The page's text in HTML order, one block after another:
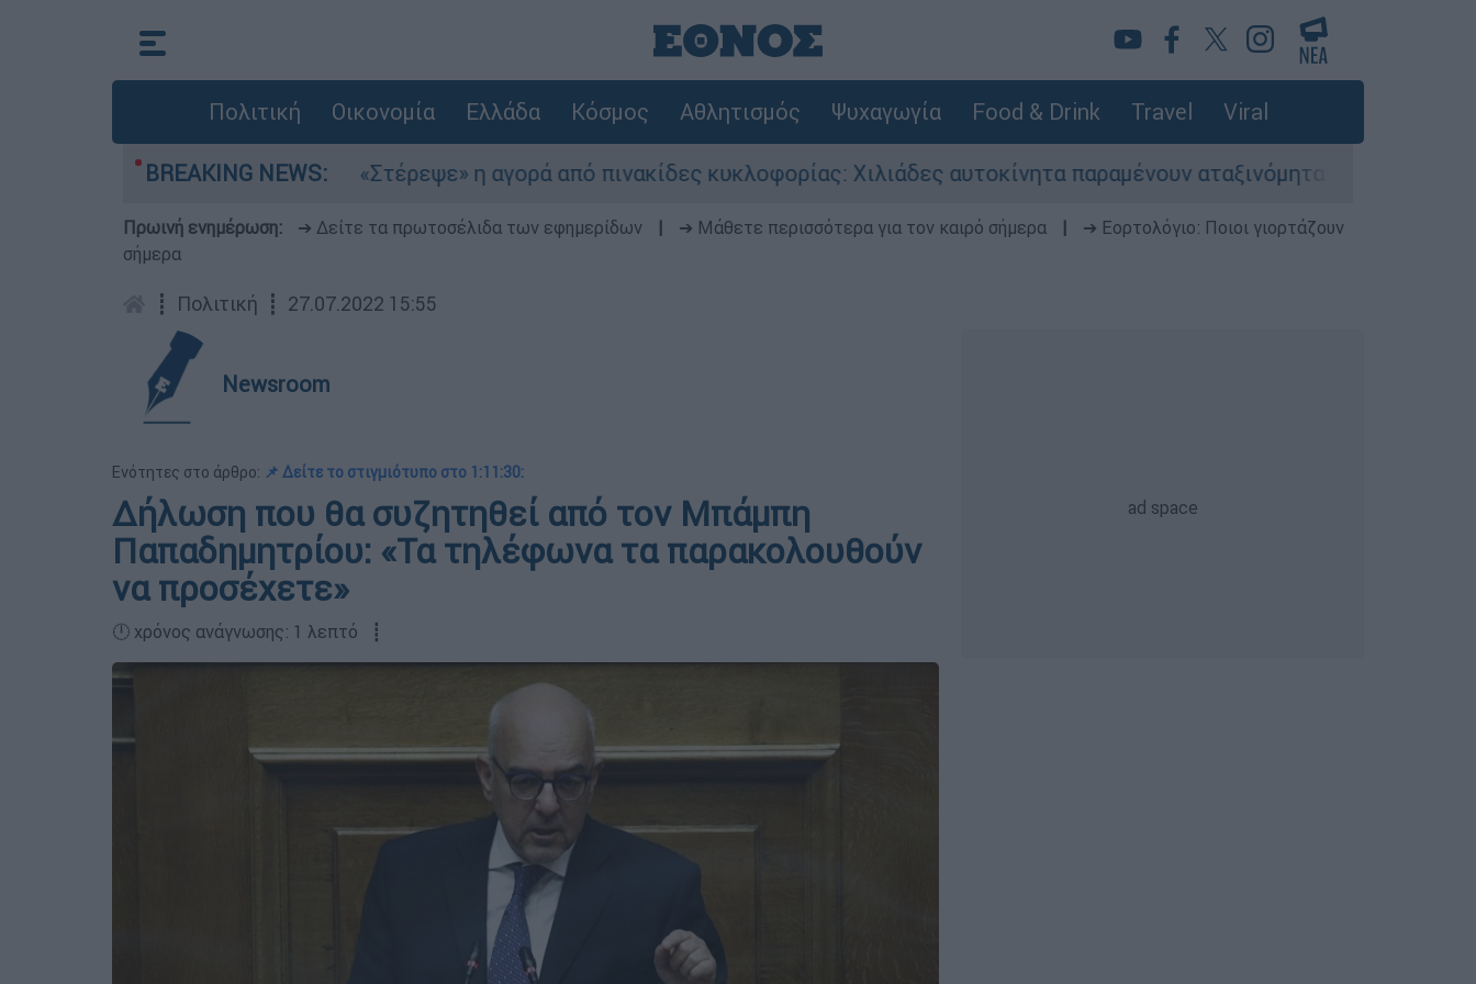
Πολιτική Οικονομία Ελλάδα Κόσμος Αθλητισμός Ψυχαγωγία Food & Drink Travel Viral
BREAKING NEWS:
στο Αιγαίο «Στέρεψε» η αγορά από πινακίδες κυκλοφορίας: Χιλιάδες αυτοκίνητα παραμένουν αταξινόμητα - Λύση αναζητά το
Πρωινή ενημέρωση: ➔ Δείτε τα πρωτοσέλιδα των εφημερίδων ➔ Μάθετε περισσότερα για τον καιρό σήμερα
➔ Εορτολόγιο: Ποιοι γιορτάζουν
σήμερα
┋ Πολιτική ┋ 27.07.2022 15:55
Newsroom
Ενότητες στο άρθρο: 📌 Δείτε το στιγμιότυπο στο 1:11:30:
Δήλωση που θα συζητηθεί από τον Μπάμπη
Παπαδημητρίου: «Τα τηλέφωνα τα παρακολουθούν
να προσέχετε»
🕛 χρόνος ανάγνωσης: 1 λεπτό ┋